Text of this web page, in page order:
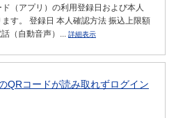
（アプリ）の利用登録日および本人
す。 登録日 本人確認方法 振込上限額
（自動音声）... 詳細表示
QRコードが読み取れずログイン